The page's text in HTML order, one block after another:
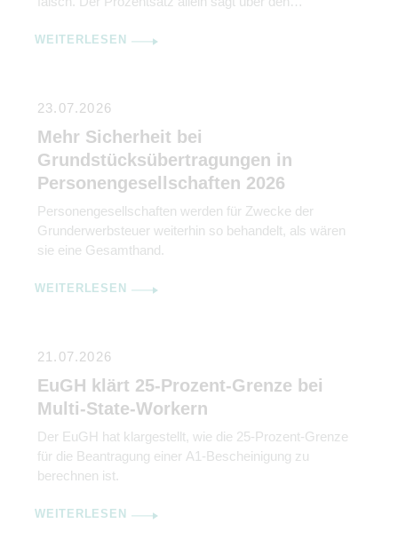
mit 40 Prozent Wareneinsatz deinem Betrieb mehr
WEITERLESEN
23.07.2026
Mehr Sicherheit bei
Grundstücksübertragungen in
Personengesellschaften 2026
Personengesellschaften werden für Zwecke der
Grunderwerbsteuer weiterhin so behandelt, als wären
sie eine Gesamthand.
WEITERLESEN
21.07.2026
EuGH klärt 25-Prozent-Grenze bei
Multi-State-Workern
Der EuGH hat klargestellt, wie die 25-Prozent-Grenze
für die Beantragung einer A1-Bescheinigung zu
berechnen ist.
WEITERLESEN